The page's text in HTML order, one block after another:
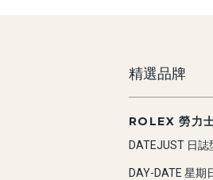
精選品牌
ROLEX 勞力
DATEJUST 日誌
DAY-DATE 星期